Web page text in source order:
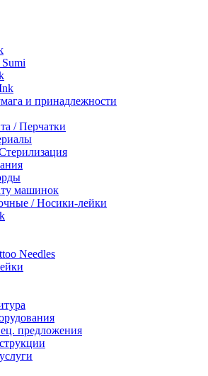
и принадлежности
/ Перчатки
машинок
/ Носики-лейки
Needles
предложения